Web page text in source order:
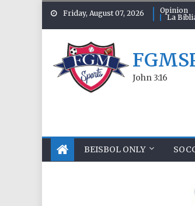
Friday, August 07, 2026
Opinion
La
John 3:16
BEISBOL ONLY